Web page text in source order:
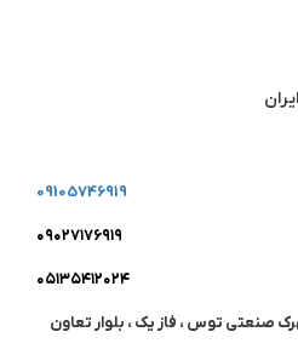
09105746919
۰۹۰۲۷۱۷۶۹۱۹
۰۵۱۳۵۴۱۲۰۲۴
صنعتی توس ، فاز یک ، بلوار تعاون